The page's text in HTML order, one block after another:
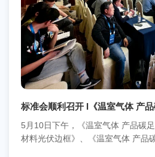
标准会顺利召开 I《温室气体 产
会
5月10日下午，《温室气体 产品碳足迹量化方法与要求 复合
材料光伏边框》、《温室气体 产品碳足迹量化方法与要求 复